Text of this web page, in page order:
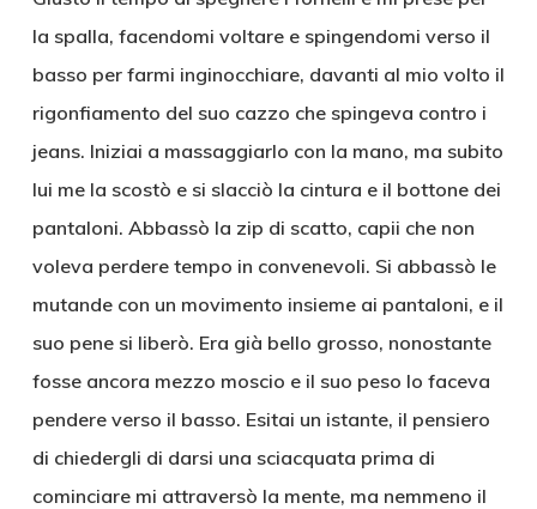
la spalla, facendomi voltare e spingendomi verso il
basso per farmi inginocchiare, davanti al mio volto il
rigonfiamento del suo cazzo che spingeva contro i
jeans. Iniziai a massaggiarlo con la mano, ma subito
lui me la scostò e si slacciò la cintura e il bottone dei
pantaloni. Abbassò la zip di scatto, capii che non
voleva perdere tempo in convenevoli. Si abbassò le
mutande con un movimento insieme ai pantaloni, e il
suo pene si liberò. Era già bello grosso, nonostante
fosse ancora mezzo moscio e il suo peso lo faceva
pendere verso il basso. Esitai un istante, il pensiero
di chiedergli di darsi una sciacquata prima di
cominciare mi attraversò la mente, ma nemmeno il